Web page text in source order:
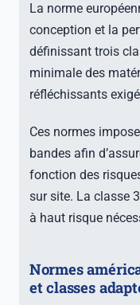
La norme
conception et la
définissant trois
minimale des
réfléchissants
Ces normes
bandes afin
fonction des
sur site. La classe
à haut risque
Normes
et classes